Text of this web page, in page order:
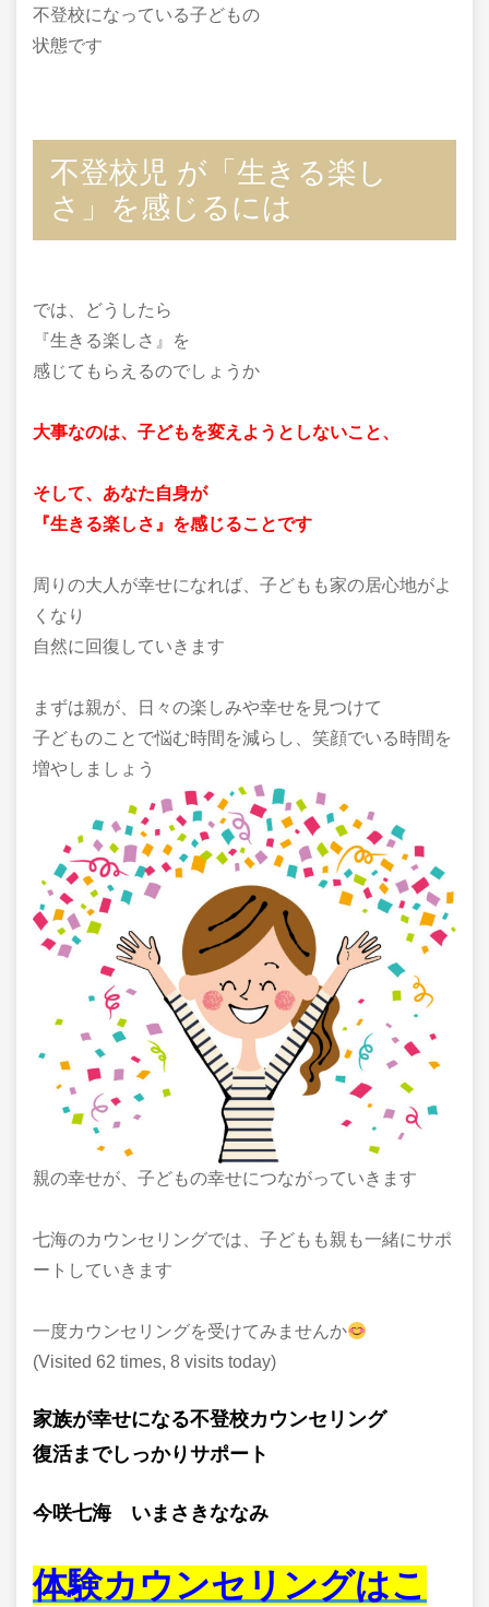
不登校になっている子どもの
状態です
不登校児 が「生きる楽し
さ」を感じるには
では、どうしたら
『生きる楽しさ』を
感じてもらえるのでしょうか
大事なのは、子どもを変えようとしないこと、
そして、あなた自身が
『生きる楽しさ』を感じることです
周りの大人が幸せになれば、子どもも家の居心地がよ
くなり
自然に回復していきます
まずは親が、日々の楽しみや幸せを見つけて
子どものことで悩む時間を減らし、笑顔でいる時間を
増やしましょう
親の幸せが、子どもの幸せにつながっていきます
七海のカウンセリングでは、子どもも親も一緒にサポ
ートしていきます
一度カウンセリングを受けてみませんか
(Visited 62 times, 8 visits today)
家族が幸せになる不登校カウンセリング
復活までしっかりサポート
今咲七海 いまさきななみ
体験カウンセリングはこ